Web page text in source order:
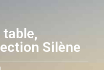
table,
Silène